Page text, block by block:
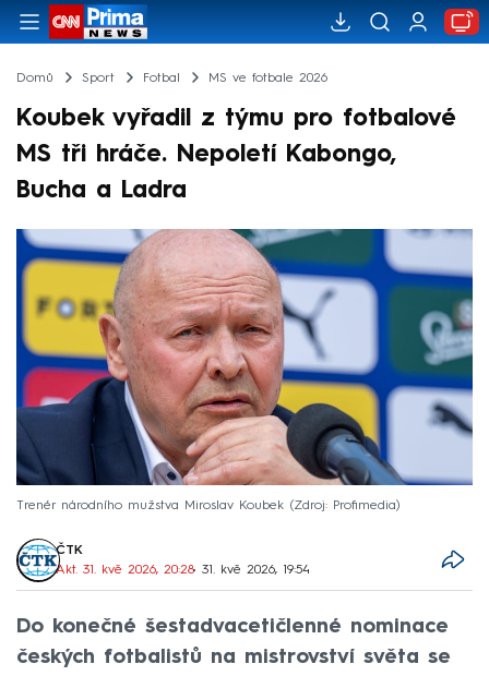
Domů Sport Fotbal MS ve fotbale 2026
Koubek vyřadil z týmu pro fotbalové
MS tři hráče. Nepoletí Kabongo,
Bucha a Ladra
Trenér národního mužstva Miroslav Koubek Zdroj: Profimedia
ČTK
Akt. 31. kvě 2026, 20:28• 31. kvě 2026, 19:54
Do konečné šestadvacetičlenné nominace
českých fotbalistů na mistrovství světa se